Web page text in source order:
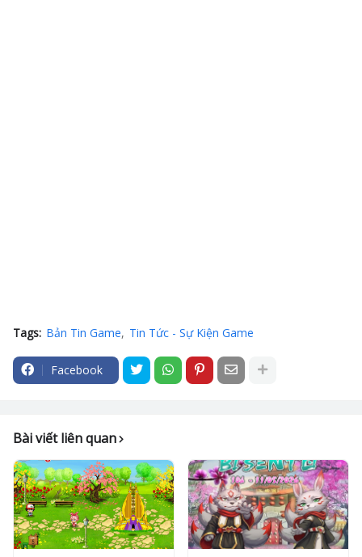
Tags: Bản Tin Game Tin Tức - Sự Kiện Game
Facebook
Bài viết liên quan